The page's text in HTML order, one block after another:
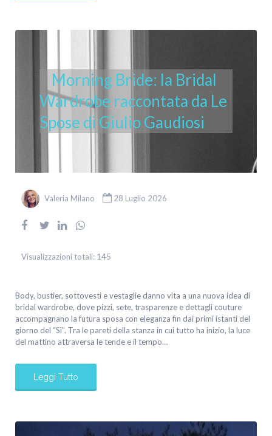
Morning Bride: la Bridal
Wardrobe raccontata da Le
Spose di Giulio Gaudiosi
Valeria Milano 28 Luglio 2026
Visualizzazioni totali: 145
Body, bustier, sottovesti e vestaglie danno vita a una nuova idea di
bridal wardrobe, dove pizzi, sete, trasparenze e dettagli couture
accompagnano la futura sposa con eleganza fin dai primi istanti del
giorno del “Sì”. Tra le pareti della stanza in cui tutto ha inizio, la luce
del mattino attraversa le tende e il tempo…
Leggi Tutto